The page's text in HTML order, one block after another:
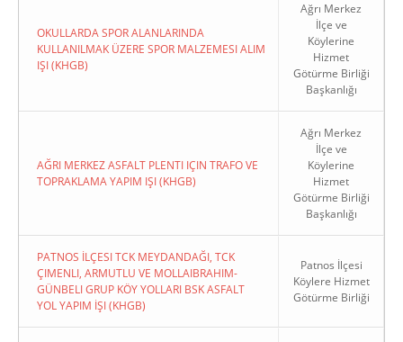
OKULLARDA SPOR ALANLARINDA
KULLANILMAK ÜZERE SPOR MALZEMESI ALIM
IŞI (KHGB)
Ağrı Merkez
İlçe ve
Köylerine
Hizmet
Götürme Birliği
Başkanlığı
AĞRI MERKEZ ASFALT PLENTI IÇIN TRAFO VE
TOPRAKLAMA YAPIM IŞI (KHGB)
Ağrı Merkez
İlçe ve
Köylerine
Hizmet
Götürme Birliği
Başkanlığı
PATNOS İLÇESI TCK MEYDANDAĞI, TCK
ÇIMENLI, ARMUTLU VE MOLLAIBRAHIM-
GÜNBELI GRUP KÖY YOLLARI BSK ASFALT
YOL YAPIM İŞI (KHGB)
Patnos İlçesi
Köylere Hizmet
Götürme Birliği